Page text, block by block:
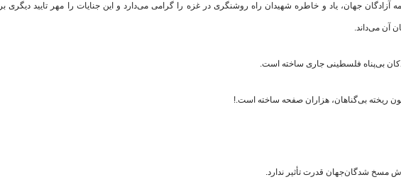
آزادگان جهان، یاد و خاطره شهیدان راه روشنگری در غزه را گرامی می‌دارد و این جنایات را مهر تایید دیگری بر
آن می‌داند.
بی‌پناه فلسطینی جاری ساخته‌ است.
ریخته بی‌گناهان، هزاران صفحه ساخته است.!
مسخ شدگان‌جهان قدرت تأثیر ندارد.